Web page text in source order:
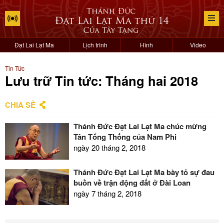
Đạt Lai Lạt Ma Lịch trình Hình Video
Tin Tức
Lưu trữ Tin tức: Tháng hai 2018
CHIA SẺ
Thánh Đức Đạt Lai Lạt Ma chúc mừng
Tân Tổng Thống của Nam Phi
ngày 20 tháng 2, 2018
Thánh Đức Đạt Lai Lạt Ma bày tỏ sự đau
buồn về trận động đất ở Đài Loan
ngày 7 tháng 2, 2018